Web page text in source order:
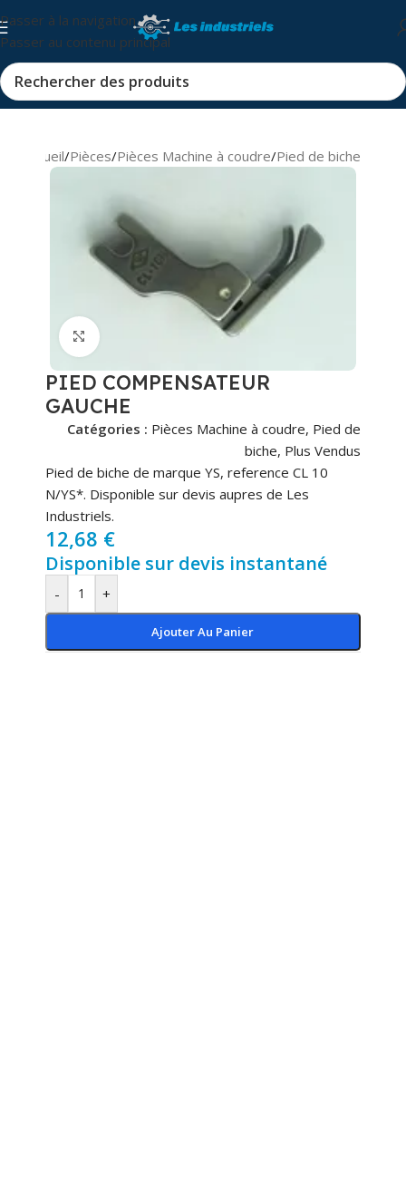
Passer à la navigation
Passer au contenu principal
Accueil/Pièces/Pièces Machine à coudre/Pied de biche
Cliquez pour agrandir
PIED COMPENSATEUR
GAUCHE
Catégories : Pièces Machine à coudre, Pied de
biche, Plus Vendus
Pied de biche de marque YS, reference CL 10
N/YS*. Disponible sur devis aupres de Les
Industriels.
12,68 €
Disponible sur devis instantané
- +
Ajouter Au Panier